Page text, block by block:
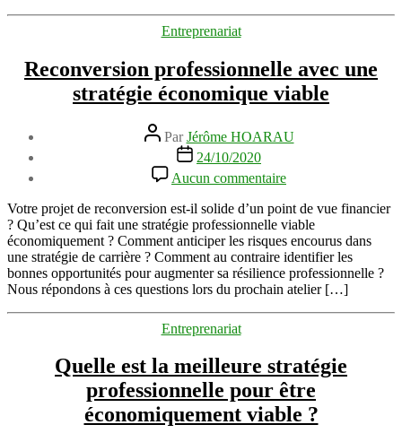
bon
Catégories
Entreprenariat
Reconversion professionnelle avec une
stratégie économique viable
Auteur
de
l’article
ParJérôme HOARAU
Date
l’article
24/10/2020
Aucun commentaire
Reconversion
professionnelle
avec
une
stratégie
économique
viable
Votre projet de reconversion est-il solide d’un point de vue financier
? Qu’est ce qui fait une stratégie professionnelle viable
économiquement ? Comment anticiper les risques encourus dans
une stratégie de carrière ? Comment au contraire identifier les
bonnes opportunités pour augmenter sa résilience professionnelle ?
Nous répondons à ces questions lors du prochain atelier […]
Catégories
Entreprenariat
Quelle est la meilleure stratégie
professionnelle pour être
économiquement viable ?